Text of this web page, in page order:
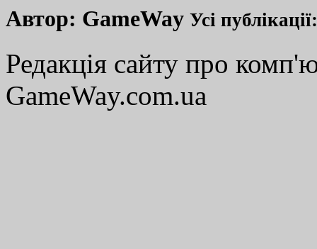
Автор: GameWay Усі
Редакція сайту про
GameWay.com.ua